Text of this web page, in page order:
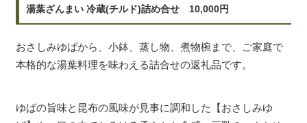
湯葉ざんまい 冷蔵(チルド)詰め合せ 10,000円
おさしみゆばから、小鉢、蒸し物、煮物椀まで、ご家庭で
本格的な湯葉料理を味わえる詰合せの返礼品です。
ゆばの旨味と昆布の風味が見事に調和した【おさしみゆ